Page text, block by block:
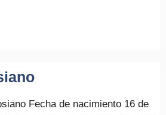
Fecha de nacimiento 16 de